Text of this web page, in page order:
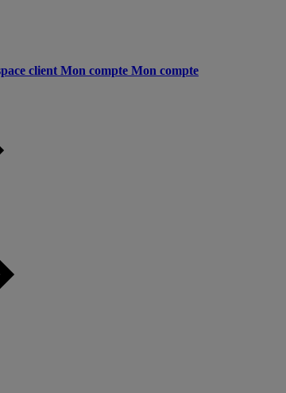
client Mon compte Mon compte